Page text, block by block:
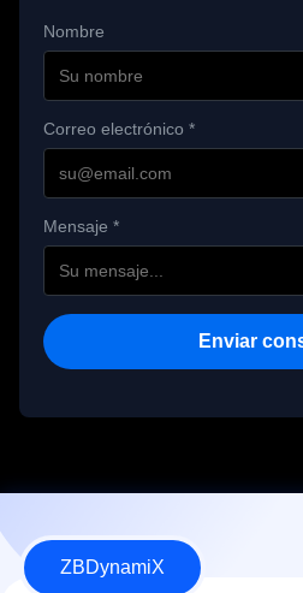
Nombre
Correo electrónico *
Mensaje *
Enviar
Diseñador y Fabricante de
ZBDynamiX